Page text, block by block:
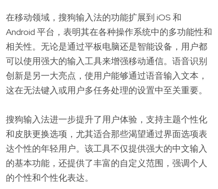
在移动领域，搜狗输入法的功能扩展到 iOS 和
Android 平台，表明其在各种操作系统中的多功能性和
相关性。无论是通过平板电脑还是智能设备，用户都
可以使用强大的输入工具来增强移动通信。语音识别
创新是另一大亮点，使用户能够通过语音输入文本，
这在无法键入或用户多任务处理的设置中至关重要。
搜狗输入法进一步提升了用户体验，支持主题个性化
和皮肤更换选项，尤其适合那些渴望通过界面选项表
达个性的年轻用户。该工具不仅提供强大的中文输入
的基本功能，还提供了丰富的自定义范围，强调个人
的个性和个性化表达。